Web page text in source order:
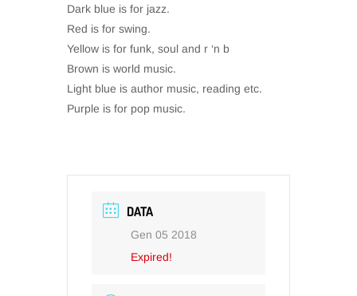
Dark blue is for jazz.
Red is for swing.
Yellow is for funk, soul and r ‘n b
Brown is world music.
Light blue is author music, reading etc.
Purple is for pop music.
DATA
Gen 05 2018
Expired!